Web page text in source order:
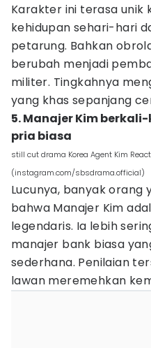
Karakter ini terasa unik
kehidupan sehari-hari
petarung. Bahkan
berubah menjadi
militer. Tingkahnya
yang khas sepanjang
5. Manajer Kim
pria biasa
still cut drama Korea Agent Kim
(instagram.com/sbsdrama.official)
Lucunya, banyak orang
bahwa Manajer Kim
legendaris. Ia lebih
manajer bank biasa
sederhana. Penilaian
lawan meremehkan